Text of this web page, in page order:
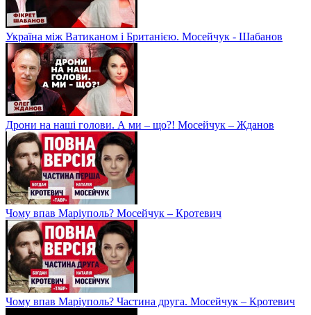
Україна між Ватиканом і Британією. Мосейчук - Шабанов
Дрони на наші голови. А ми – що?! Мосейчук – Жданов
Чому впав Маріуполь? Мосейчук – Кротевич
Чому впав Маріуполь? Частина друга. Мосейчук – Кротевич